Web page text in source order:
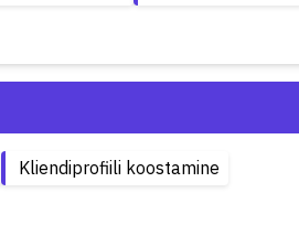
Kliendiprofiili koostamine